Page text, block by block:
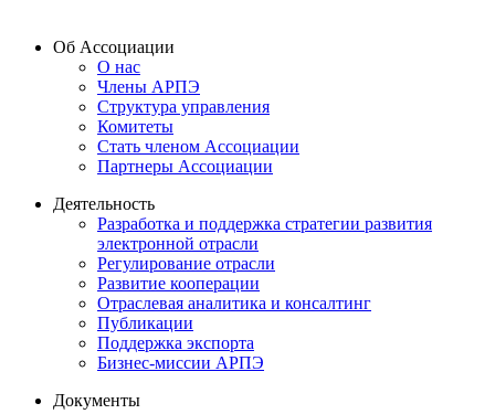
Об Ассоциации
О нас
Члены АРПЭ
Структура управления
Комитеты
Стать членом Ассоциации
Партнеры Ассоциации
Деятельность
Разработка и поддержка стратегии развития
электронной отрасли
Регулирование отрасли
Развитие кооперации
Отраслевая аналитика и консалтинг
Публикации
Поддержка экспорта
Бизнес-миссии АРПЭ
Документы